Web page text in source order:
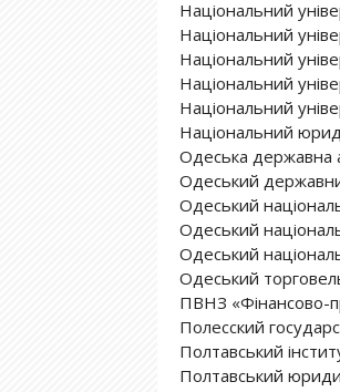
Національний
Національний
Національний
Національний
Національний
Національний
Одеська державна
Одеський
Одеський
Одеський
Одеський
Одеський
ПВНЗ «Фінансово-
Полесский
Полтавський
Полтавський